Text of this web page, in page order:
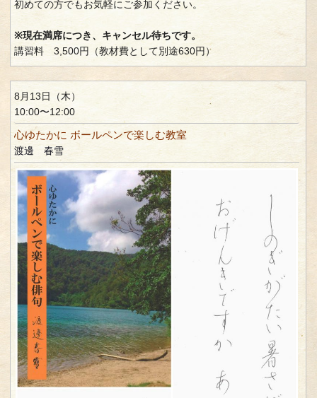
初めての方でもお気軽にご参加ください。
※現在満席につき、キャンセル待ちです。
講習料 3,500円（教材費として別途630円）
8月13日（木）
10:00〜12:00
心ゆたかに ボールペンで楽しむ教室
渡邊 春雪